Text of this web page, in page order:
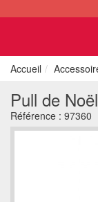
Accueil
Pull de
Référence : 97360